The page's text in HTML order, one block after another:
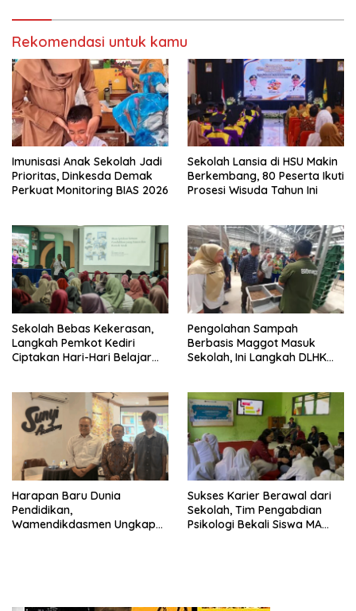
Rekomendasi untuk kamu
Imunisasi Anak Sekolah Jadi
Prioritas, Dinkesda Demak
Perkuat Monitoring BIAS 2026
Sekolah Lansia di HSU Makin
Berkembang, 80 Peserta Ikuti
Prosesi Wisuda Tahun Ini
Sekolah Bebas Kekerasan,
Langkah Pemkot Kediri
Ciptakan Hari-Hari Belajar
Pengolahan Sampah
Berbasis Maggot Masuk
Sekolah, Ini Langkah DLHK
Harapan Baru Dunia
Pendidikan,
Wamendikdasmen Ungkap
Sukses Karier Berawal dari
Sekolah, Tim Pengabdian
Psikologi Bekali Siswa MA